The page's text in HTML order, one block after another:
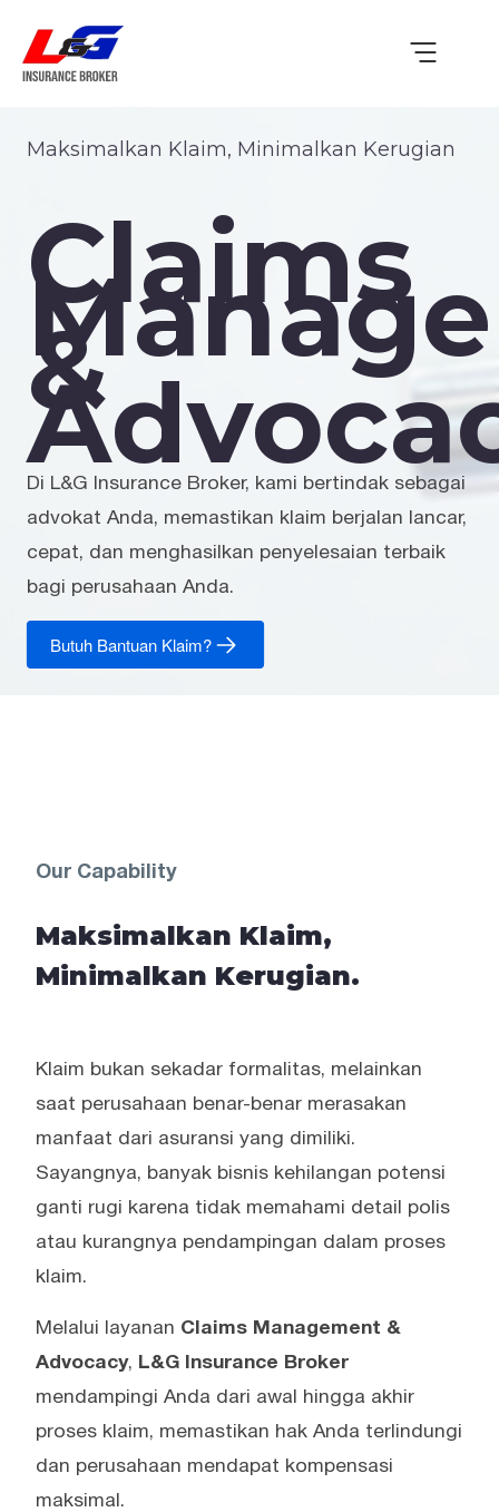
Maksimalkan Klaim, Minimalkan Kerugian
Claims
&
Di L&G Insurance Broker, kami bertindak sebagai
advokat Anda, memastikan klaim berjalan lancar,
cepat, dan menghasilkan penyelesaian terbaik
bagi perusahaan Anda.
Butuh Bantuan Klaim?
Our Capability
Maksimalkan Klaim,
Minimalkan Kerugian.
Klaim bukan sekadar formalitas, melainkan
saat perusahaan benar-benar merasakan
manfaat dari asuransi yang dimiliki.
Sayangnya, banyak bisnis kehilangan potensi
ganti rugi karena tidak memahami detail polis
atau kurangnya pendampingan dalam proses
klaim.
Melalui layanan Claims Management &
Advocacy, L&G Insurance Broker
mendampingi Anda dari awal hingga akhir
proses klaim, memastikan hak Anda terlindungi
dan perusahaan mendapat kompensasi
maksimal.